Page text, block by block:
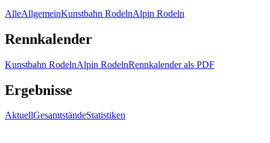
AlleAllgemeinKunstbahn RodelnAlpin Rodeln
Rennkalender
Kunstbahn RodelnAlpin RodelnRennkalender als PDF
Ergebnisse
AktuellGesamtständeStatistiken